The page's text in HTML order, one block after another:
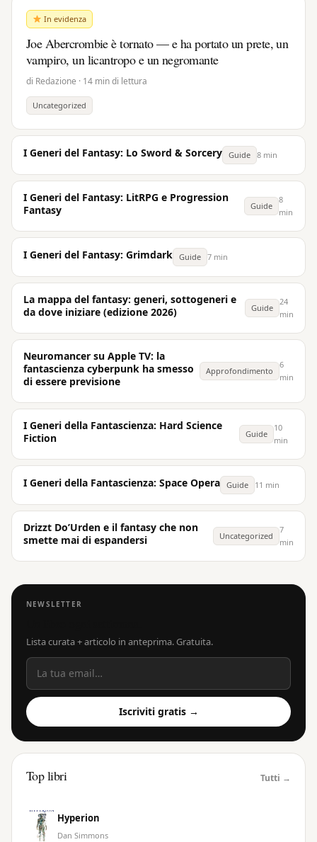
In evidenza
Joe Abercrombie è tornato — e ha portato un prete, un
vampiro, un licantropo e un negromante
di Redazione · 14 min di lettura
Uncategorized
I Generi del Fantasy: Lo Sword & Sorcery Guide 8 min
I Generi del Fantasy: LitRPG e Progression
Fantasy
Guide
8
min
I Generi del Fantasy: Grimdark Guide 7 min
La mappa del fantasy: generi, sottogeneri e
da dove iniziare (edizione 2026)
Guide
24
min
Neuromancer su Apple TV: la
fantascienza cyberpunk ha smesso
di essere previsione
Approfondimento
6
min
I Generi della Fantascienza: Hard Science
Fiction
Guide
10
min
I Generi della Fantascienza: Space Opera Guide 11 min
Drizzt Do’Urden e il fantasy che non
smette mai di espandersi
Uncategorized
7
min
NEWSLETTER
Lista curata + articolo in anteprima. Gratuita.
Iscriviti gratis →
Top libri Tutti →
Hyperion
Dan Simmons